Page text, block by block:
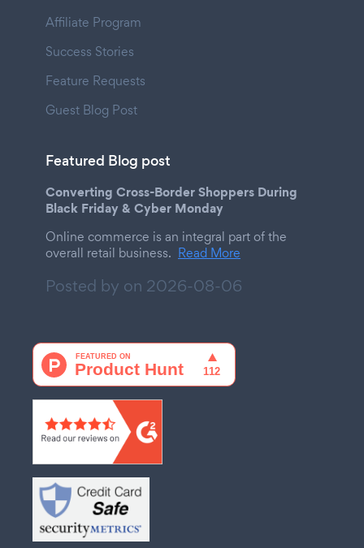
Affiliate Program
Success Stories
Feature Requests
Guest Blog Post
Featured Blog post
Converting Cross-Border Shoppers During
Black Friday & Cyber Monday
Online commerce is an integral part of the
overall retail business. Read More
Posted by on 2026-08-06